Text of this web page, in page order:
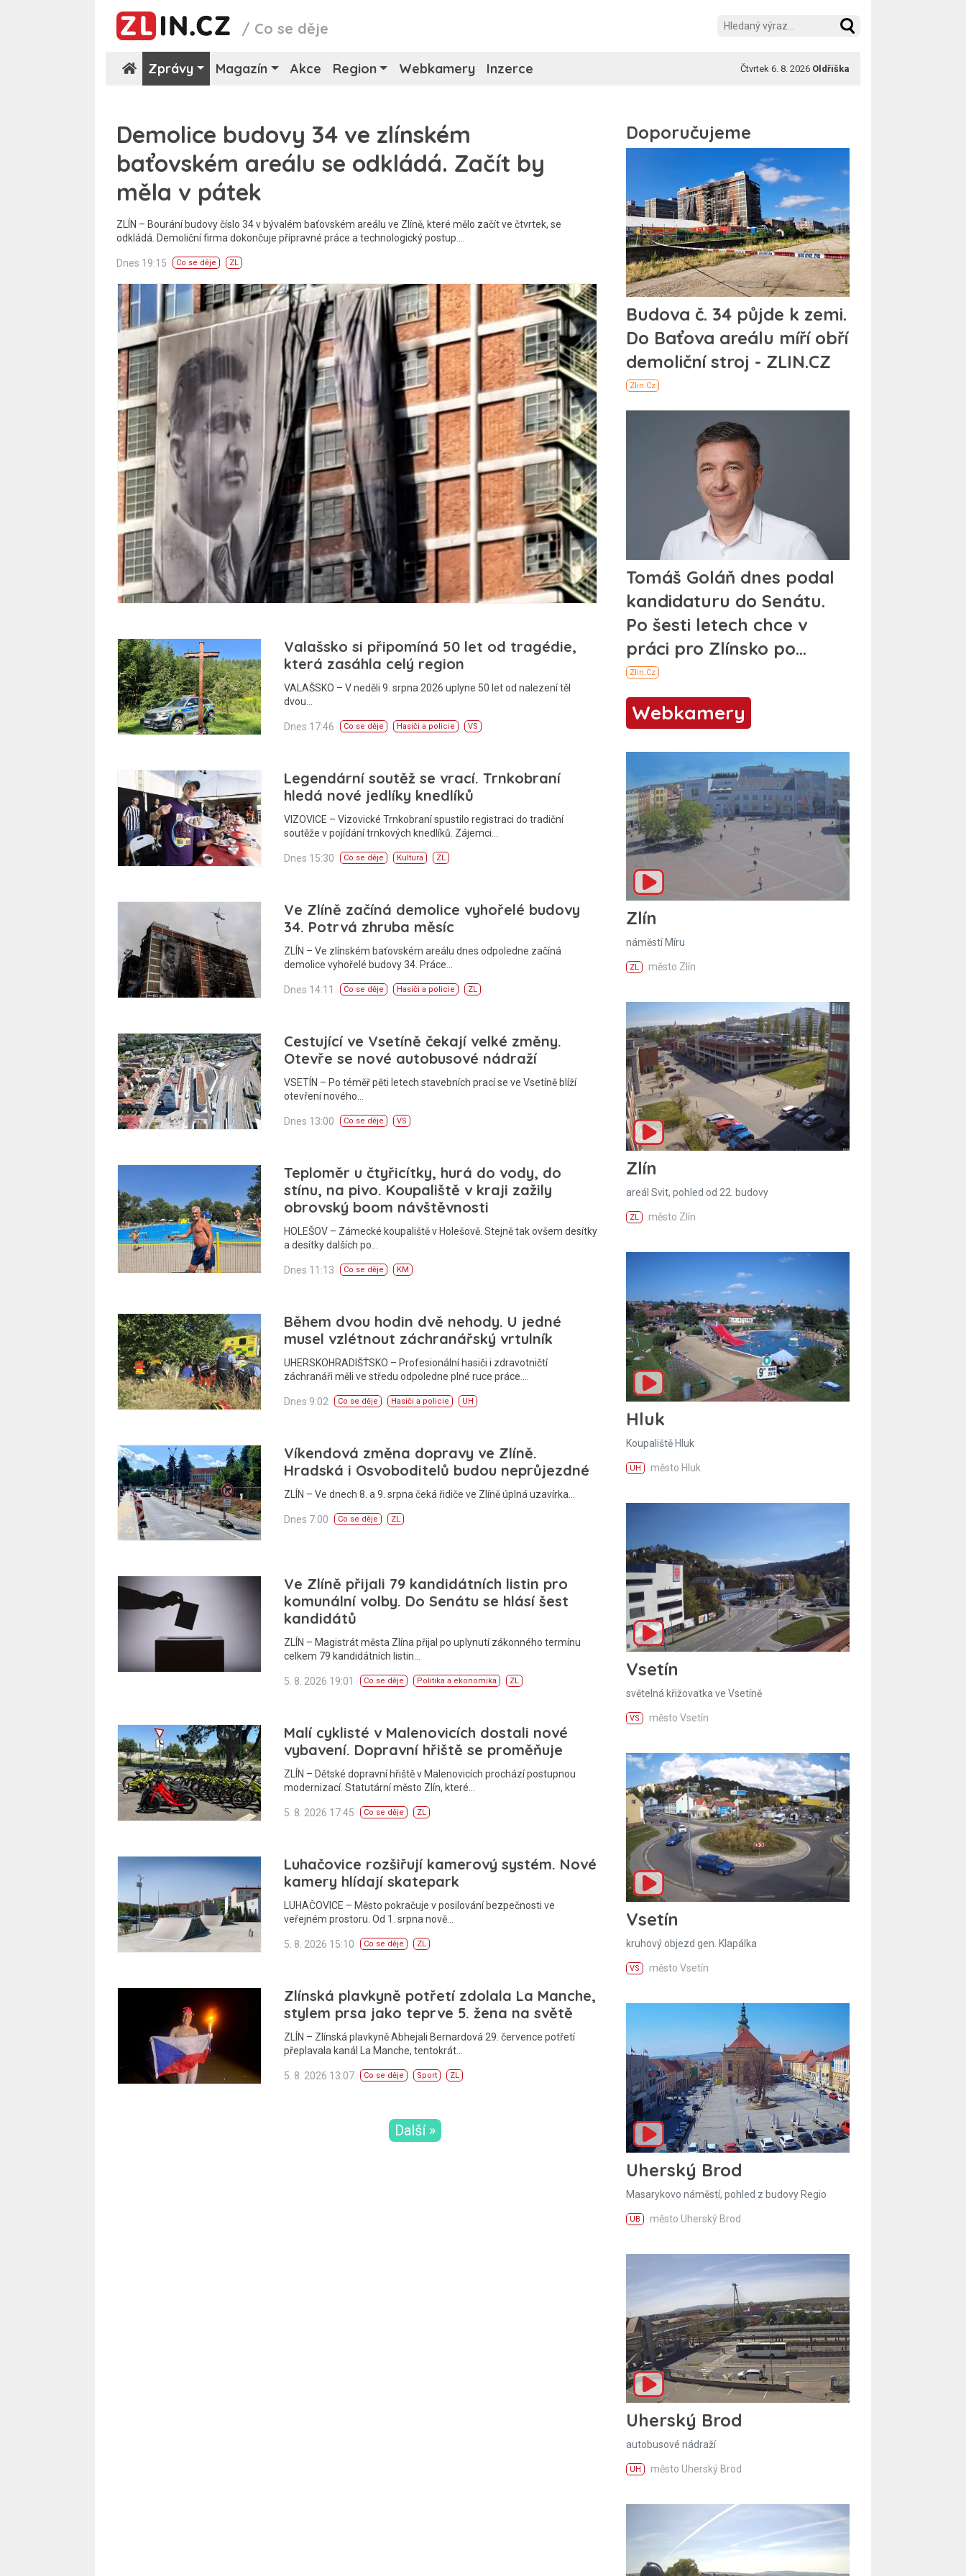
/ Co se děje
Zprávy Magazín Akce Region Webkamery Inzerce Čtvrtek 6. 8. 2026 Oldřiška
Demolice budovy 34 ve zlínském
baťovském areálu se odkládá. Začít by
měla v pátek
ZLÍN – Bourání budovy číslo 34 v bývalém baťovském areálu ve Zlíně, které mělo začít ve čtvrtek, se
odkládá. Demoliční firma dokončuje přípravné práce a technologický postup.…
Dnes 19:15 Co se děje ZL
Valašsko si připomíná 50 let od tragédie,
která zasáhla celý region
VALAŠSKO – V neděli 9. srpna 2026 uplyne 50 let od nalezení těl
dvou…
Dnes 17:46 Co se děje Hasiči a policie VS
Legendární soutěž se vrací. Trnkobraní
hledá nové jedlíky knedlíků
VIZOVICE – Vizovické Trnkobraní spustilo registraci do tradiční
soutěže v pojídání trnkových knedlíků. Zájemci…
Dnes 15:30 Co se děje Kultura ZL
Ve Zlíně začíná demolice vyhořelé budovy
34. Potrvá zhruba měsíc
ZLÍN – Ve zlínském baťovském areálu dnes odpoledne začíná
demolice vyhořelé budovy 34. Práce…
Dnes 14:11 Co se děje Hasiči a policie ZL
Cestující ve Vsetíně čekají velké změny.
Otevře se nové autobusové nádraží
VSETÍN – Po téměř pěti letech stavebních prací se ve Vsetíně blíží
otevření nového…
Dnes 13:00 Co se děje VS
Teploměr u čtyřicítky, hurá do vody, do
stínu, na pivo. Koupaliště v kraji zažily
obrovský boom návštěvnosti
HOLEŠOV – Zámecké koupaliště v Holešově. Stejně tak ovšem desítky
a desítky dalších po…
Dnes 11:13 Co se děje KM
Během dvou hodin dvě nehody. U jedné
musel vzlétnout záchranářský vrtulník
UHERSKOHRADIŠŤSKO – Profesionální hasiči i zdravotničtí
záchranáři měli ve středu odpoledne plné ruce práce.…
Dnes 9:02 Co se děje Hasiči a policie UH
Víkendová změna dopravy ve Zlíně.
Hradská i Osvoboditelů budou neprůjezdné
ZLÍN – Ve dnech 8. a 9. srpna čeká řidiče ve Zlíně úplná uzavírka…
Dnes 7:00 Co se děje ZL
Ve Zlíně přijali 79 kandidátních listin pro
komunální volby. Do Senátu se hlásí šest
kandidátů
ZLÍN – Magistrát města Zlína přijal po uplynutí zákonného termínu
celkem 79 kandidátních listin…
5. 8. 2026 19:01 Co se děje Politika a ekonomika ZL
Malí cyklisté v Malenovicích dostali nové
vybavení. Dopravní hřiště se proměňuje
ZLÍN – Dětské dopravní hřiště v Malenovicích prochází postupnou
modernizací. Statutární město Zlín, které…
5. 8. 2026 17:45 Co se děje ZL
Luhačovice rozšiřují kamerový systém. Nové
kamery hlídají skatepark
LUHAČOVICE – Město pokračuje v posilování bezpečnosti ve
veřejném prostoru. Od 1. srpna nově…
5. 8. 2026 15:10 Co se děje ZL
Zlínská plavkyně potřetí zdolala La Manche,
stylem prsa jako teprve 5. žena na světě
ZLÍN – Zlínská plavkyně Abhejali Bernardová 29. července potřetí
přeplavala kanál La Manche, tentokrát…
5. 8. 2026 13:07 Co se děje Sport ZL
Další »
Webkamery
Zlín
náměstí Míru
ZL město Zlín
Zlín
areál Svit, pohled od 22. budovy
ZL město Zlín
Hluk
Koupaliště Hluk
UH město Hluk
Vsetín
světelná křižovatka ve Vsetíně
VS město Vsetín
Vsetín
kruhový objezd gen. Klapálka
VS město Vsetín
Uherský Brod
Masarykovo náměstí, pohled z budovy Regio
UB město Uherský Brod
Uherský Brod
autobusové nádraží
UH město Uherský Brod